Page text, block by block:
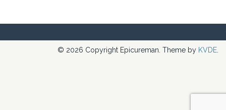
© 2026 Copyright Epicureman. Theme by KVDE.